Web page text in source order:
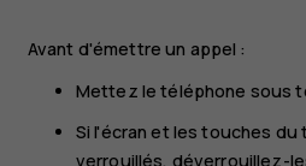
Avant d'émettre un appel :
Mettez le téléphone sous
Si l'écran et les touches
verrouillés, déverrouillez-